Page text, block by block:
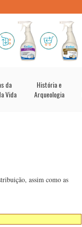
da
Vida
História e
Arqueologia
assim como as